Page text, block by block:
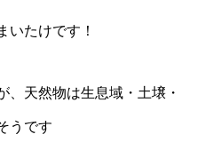
いたけです！
、天然物は生息域・土壌・
うです